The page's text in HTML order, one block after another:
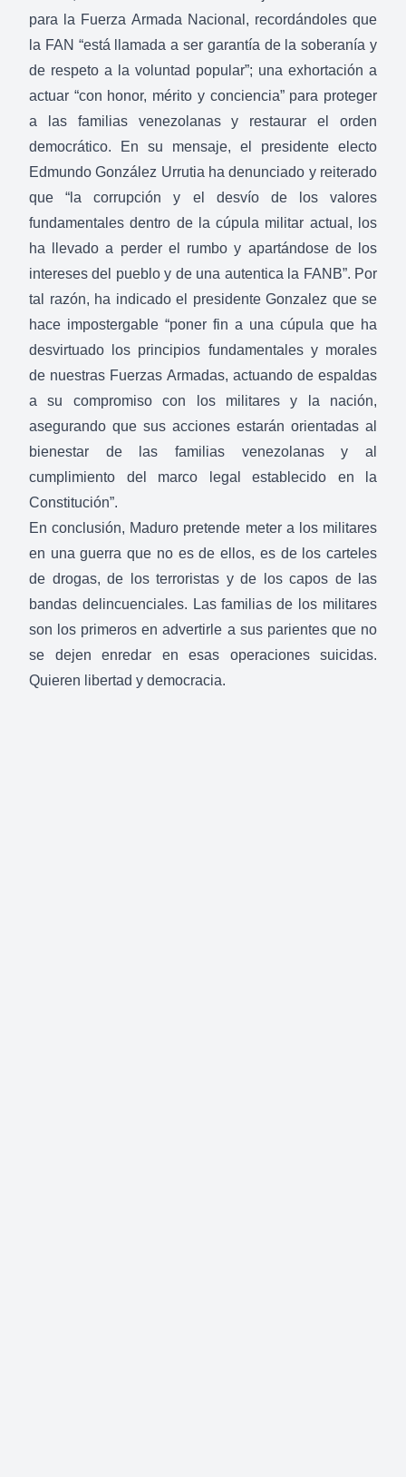
para la Fuerza Armada Nacional, recordándoles que
la FAN “está llamada a ser garantía de la soberanía y
de respeto a la voluntad popular”; una exhortación a
actuar “con honor, mérito y conciencia” para proteger
a las familias venezolanas y restaurar el orden
democrático. En su mensaje, el presidente electo
Edmundo González Urrutia ha denunciado y reiterado
que “la corrupción y el desvío de los valores
fundamentales dentro de la cúpula militar actual, los
ha llevado a perder el rumbo y apartándose de los
intereses del pueblo y de una autentica la FANB”. Por
tal razón, ha indicado el presidente Gonzalez que se
hace impostergable “poner fin a una cúpula que ha
desvirtuado los principios fundamentales y morales
de nuestras Fuerzas Armadas, actuando de espaldas
a su compromiso con los militares y la nación,
asegurando que sus acciones estarán orientadas al
bienestar de las familias venezolanas y al
cumplimiento del marco legal establecido en la
Constitución”.
En conclusión, Maduro pretende meter a los militares
en una guerra que no es de ellos, es de los carteles
de drogas, de los terroristas y de los capos de las
bandas delincuenciales. Las familias de los militares
son los primeros en advertirle a sus parientes que no
se dejen enredar en esas operaciones suicidas.
Quieren libertad y democracia.